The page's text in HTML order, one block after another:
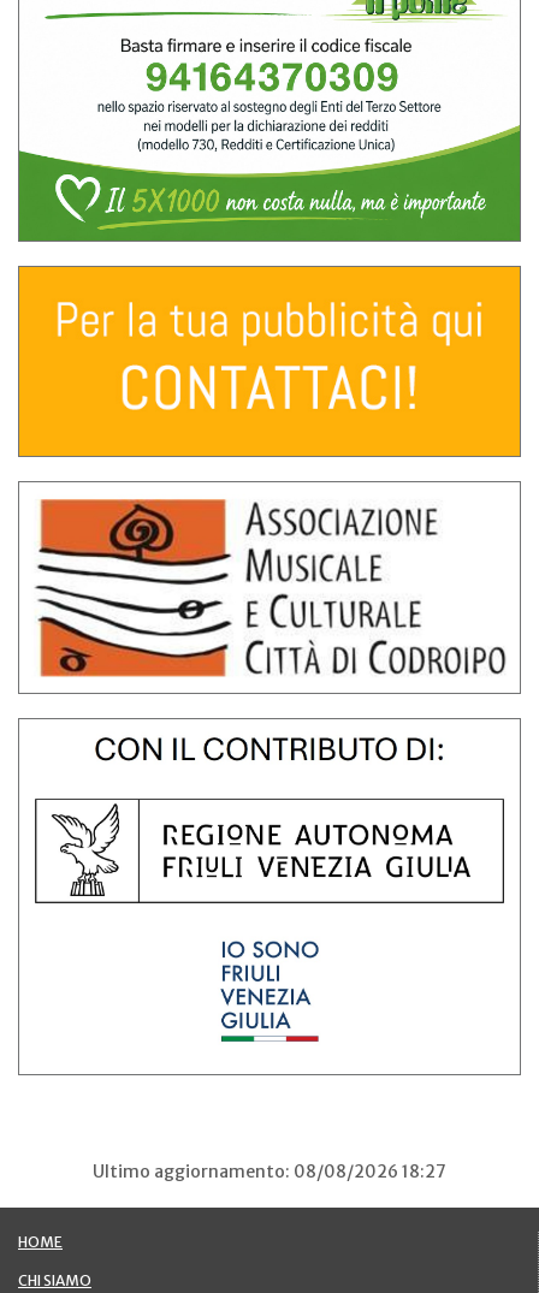
Ultimo aggiornamento: 08/08/2026 18:27
HOME
CHI SIAMO